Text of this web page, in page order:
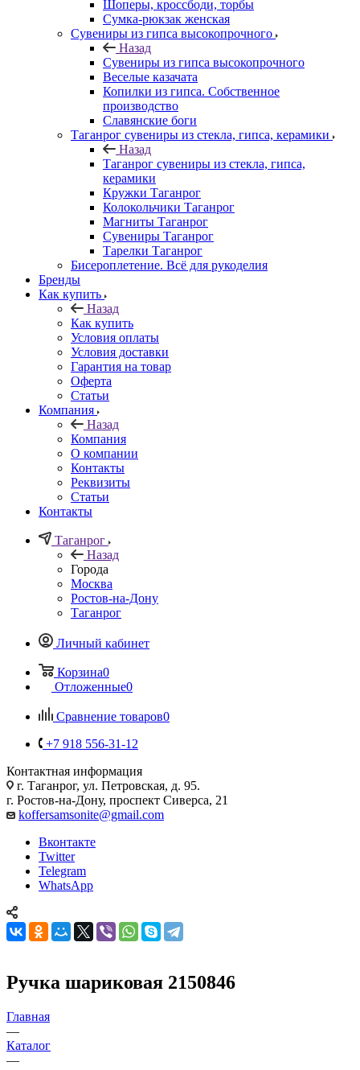
Шоперы, кроссбоди, торбы
Сумка-рюкзак женская
Сувениры из гипса высокопрочного
Назад
Сувениры из гипса высокопрочного
Веселые казачата
Копилки из гипса. Собственное
производство
Славянские боги
Таганрог сувениры из стекла, гипса, керамики
Назад
Таганрог сувениры из стекла, гипса,
керамики
Кружки Таганрог
Колокольчики Таганрог
Магниты Таганрог
Сувениры Таганрог
Тарелки Таганрог
Бисероплетение. Всё для рукоделия
Бренды
Как купить
Назад
Как купить
Условия оплаты
Условия доставки
Гарантия на товар
Оферта
Статьи
Компания
Назад
Компания
О компании
Контакты
Реквизиты
Статьи
Контакты
Таганрог
Назад
Города
Москва
Ростов-на-Дону
Таганрог
Личный кабинет
Корзина0
Отложенные0
Сравнение товаров0
+7 918 556-31-12
Контактная информация
г. Таганрог, ул. Петровская, д. 95.
г. Ростов-на-Дону, проспект Сиверса, 21
koffersamsonite@gmail.com
Вконтакте
Twitter
Telegram
WhatsApp
Ручка шариковая 2150846
Главная
—
Каталог
—